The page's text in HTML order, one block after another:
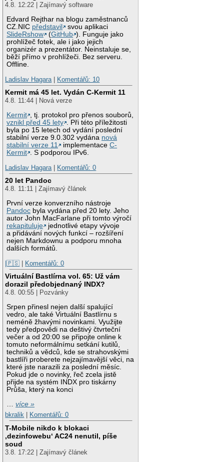
4.8. 12:22 | Zajímavý software
Edvard Rejthar na blogu zaměstnanců
CZ.NIC představil
svou aplikaci
SlideRshow
(GitHub ). Funguje jako
prohlížeč fotek, ale i jako jejich
organizér a prezentátor. Neinstaluje se,
běží přímo v prohlížeči. Bez serveru.
Offline.
Ladislav Hagara | Komentářů: 10
Kermit má 45 let. Vydán C-Kermit 11
4.8. 11:44 | Nová verze
Kermit , tj. protokol pro přenos souborů,
vznikl před 45 lety . Při této příležitosti
byla po 15 letech od vydání poslední
stabilní verze 9.0.302 vydána nová
stabilní verze 11
implementaceC-
Kermit . S podporou IPv6.
Ladislav Hagara | Komentářů: 0
20 let Pandoc
4.8. 11:11 | Zajímavý článek
První verze konverzního nástroje
Pandoc byla vydána před 20 lety. Jeho
autor John MacFarlane při tomto výročí
rekapituluje
jednotlivé etapy vývoje
a přidávání nových funkcí – rozšíření
nejen Markdownu a podporu mnoha
dalších formátů.
|🇵🇸 | Komentářů: 0
Virtuální Bastlírna vol. 65: Už vám
dorazil předobjednaný INDX?
4.8. 00:55 | Pozvánky
Srpen přinesl nejen další spalující
vedro, ale také Virtuální Bastlírnu s
neméně žhavými novinkami. Využijte
tedy předpovědi na deštivý čtvrteční
večer a od 20:00 se připojte online k
tomuto neformálnímu setkání kutilů,
techniků a vědců, kde se strahovskými
bastlíři proberete nejzajímavější věci, na
které jste narazili za poslední měsíc.
Pokud jde o novinky, řeč zcela jistě
přijde na systém INDX pro tiskárny
Průša, který na konci
…více »
bkralik
Komentářů: 0
T-Mobile nikdo k blokaci
‚dezinfowebu‘ AC24 nenutil, píše
soud
3.8. 17:22 | Zajímavý článek